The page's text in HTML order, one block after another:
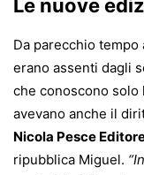
Le nuove
Da parecchio
erano assenti dagli
che conoscono solo
avevano anche il
Nicola Pesce
ripubblica Miguel.